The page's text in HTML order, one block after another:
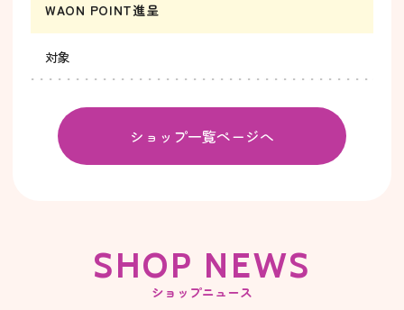
WAON POINT進呈
対象
ショップ一覧ページへ
SHOP NEWS
ショップニュース